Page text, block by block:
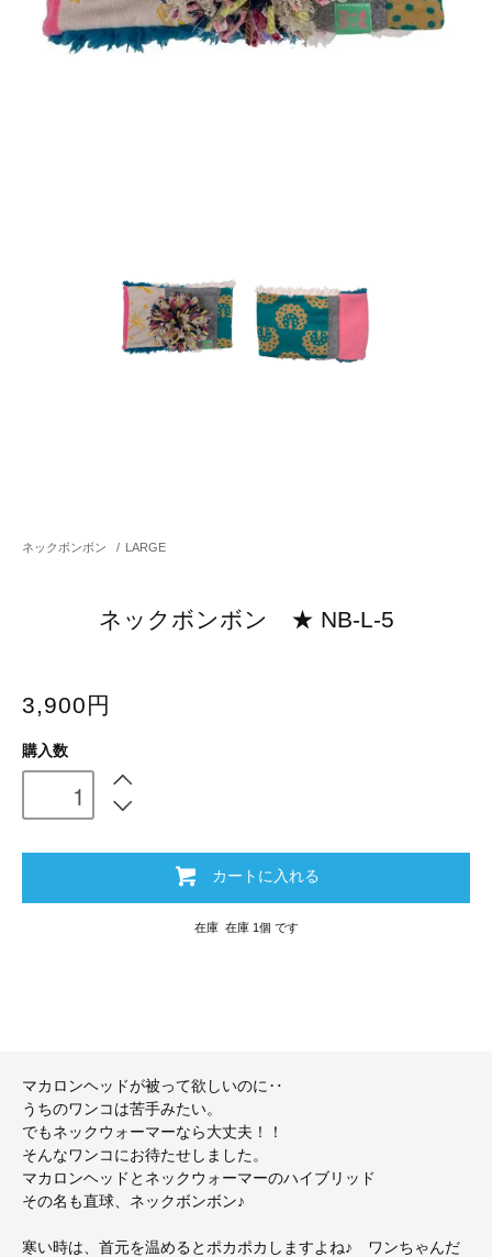
ネックボンボン / LARGE
ネックボンボン ★ NB-L-5
3,900円
購入数
カートに入れる
在庫 在庫 1個 です
マカロンヘッドが被って欲しいのに‥
うちのワンコは苦手みたい。
でもネックウォーマーなら大丈夫！！
そんなワンコにお待たせしました。
マカロンヘッドとネックウォーマーのハイブリッド
その名も直球、ネックボンボン♪
寒い時は、首元を温めるとポカポカしますよね♪ ワンちゃんだ